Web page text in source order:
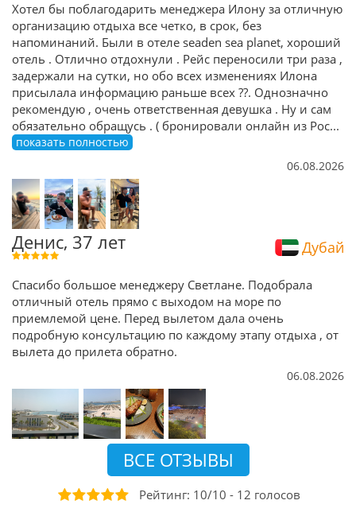
Хотел бы поблагодарить менеджера Илону за отличную
организацию отдыха все четко, в срок, без
напоминаний. Были в отеле seaden sea planet, хороший
отель . Отлично отдохнули . Рейс переносили три раза ,
задержали на сутки, но обо всех изменениях Илона
присылала информацию раньше всех ??. Однозначно
рекомендую , очень ответственная девушка . Ну и сам
обязательно обращусь . ( бронировали онлайн из Рос...
показать полностью
06.08.2026
Денис, 37 лет Дубай
Спасибо большое менеджеру Светлане. Подобрала
отличный отель прямо с выходом на море по
приемлемой цене. Перед вылетом дала очень
подробную консультацию по каждому этапу отдыха , от
вылета до прилета обратно.
06.08.2026
ВСЕ ОТЗЫВЫ
Рейтинг: 10/10 - 12 голосов